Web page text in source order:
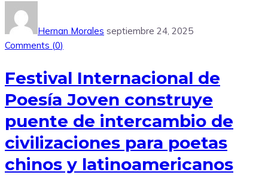
Hernan Morales septiembre 24, 2025
Comments (0)
Festival Internacional de
Poesía Joven construye
puente de intercambio de
civilizaciones para poetas
chinos y latinoamericanos